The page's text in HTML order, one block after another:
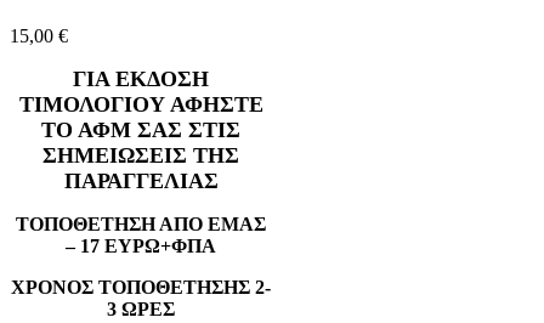
15,00 €
ΓΙΑ ΕΚΔΟΣΗ
ΤΙΜΟΛΟΓΙΟΥ ΑΦΗΣΤΕ
ΤΟ ΑΦΜ ΣΑΣ ΣΤΙΣ
ΣΗΜΕΙΩΣΕΙΣ ΤΗΣ
ΠΑΡΑΓΓΕΛΙΑΣ
ΤΟΠΟΘΕΤΗΣΗ ΑΠΟ ΕΜΑΣ
– 17 ΕΥΡΩ+ΦΠΑ
ΧΡΟΝΟΣ ΤΟΠΟΘΕΤΗΣΗΣ 2-
3 ΩΡΕΣ